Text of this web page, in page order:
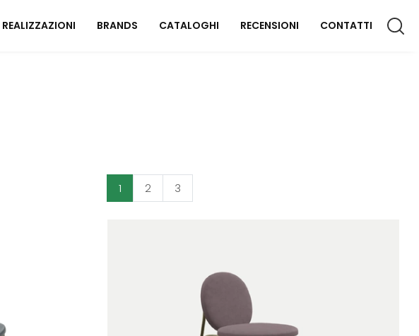
Materassi
REALIZZAZIONI BRANDS CATALOGHI RECENSIONI CONTATTI
1 2 3